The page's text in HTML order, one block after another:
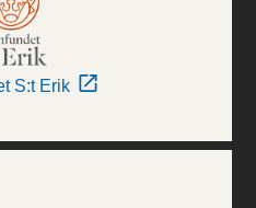
S:t Erik